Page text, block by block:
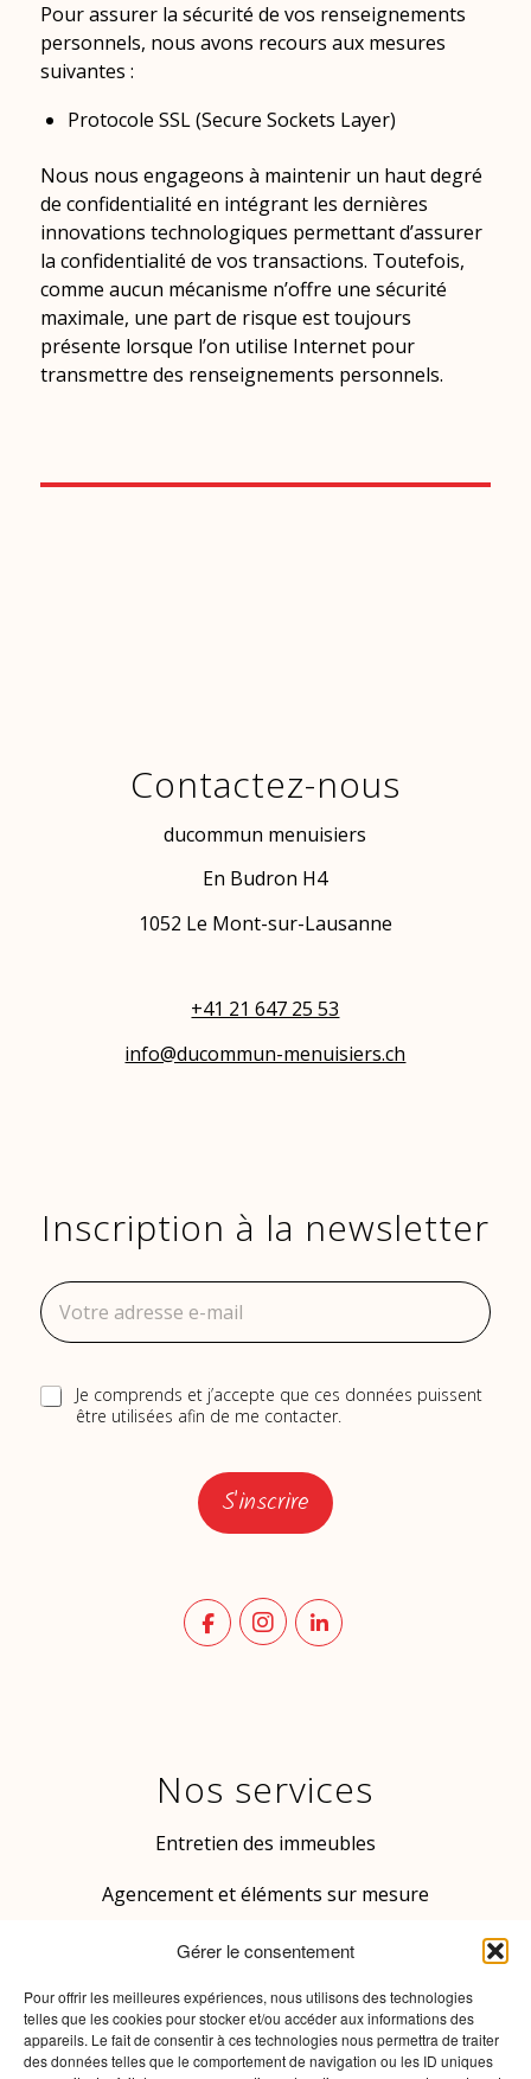
Gérer le consentement
Pour offrir les meilleures expériences, nous utilisons des technologies
telles que les cookies pour stocker et/ou accéder aux informations des
appareils. Le fait de consentir à ces technologies nous permettra de traiter
des données telles que le comportement de navigation ou les ID uniques
Pour assurer la sécurité de vos renseignements
personnels, nous avons recours aux mesures
suivantes :
Protocole SSL (Secure Sockets Layer)
Nous nous engageons à maintenir un haut degré
de confidentialité en intégrant les dernières
innovations technologiques permettant d’assurer
la confidentialité de vos transactions. Toutefois,
comme aucun mécanisme n’offre une sécurité
maximale, une part de risque est toujours
présente lorsque l’on utilise Internet pour
transmettre des renseignements personnels.
Contactez-nous
ducommun menuisiers
En Budron H4
1052 Le Mont-sur-Lausanne
+41 21 647 25 53
info@ducommun-menuisiers.ch
Inscription à la newsletter
e
l
e
m
i
l
P
D
A
d
r
s
s
R
G
Je comprends et j’accepte que ces données puissent
être utilisées afin de me contacter.
S'inscrire
Nos services
Entretien des immeubles
Agencement et éléments sur mesure
Patrimoine culturel bâti
Rénovation de menuiserie
Contrôle d’accès sur portes